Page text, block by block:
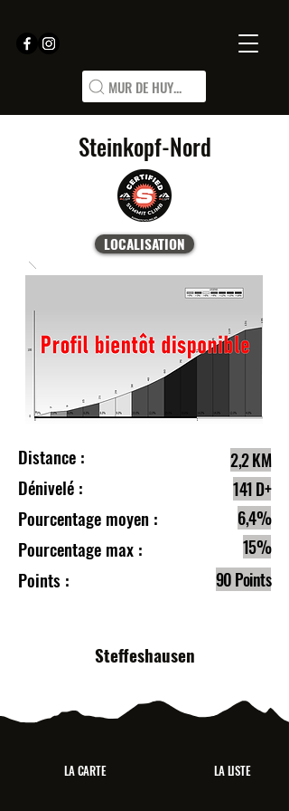
MUR DE HUY...
Steinkopf-Nord
LOCALISATION
Distance :
Dénivelé :
Pourcentage moyen :
Pourcentage max :
Points :
2,2 KM
141 D+
6,4%
15%
90 Points
Steffeshausen
LA CARTE LA LISTE